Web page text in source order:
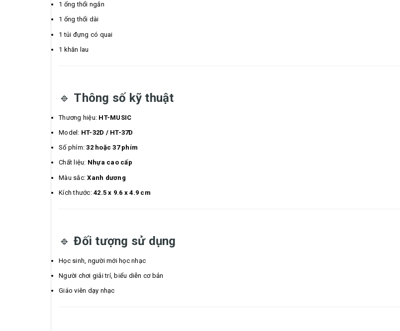
1 ống thổi ngắn
1 ống thổi dài
1 túi đựng có quai
1 khăn lau
🔹 Thông số kỹ thuật
Thương hiệu: HT-MUSIC
Model: HT-32D / HT-37D
Số phím:32 hoặc 37 phím
Chất liệu: Nhựa cao cấp
Màu sắc:Xanh dương
Kích thước: 42.5 x 9.6 x 4.9 cm
🔹Đối tượng sử dụng
Học sinh, người mới học nhạc
Người chơi giải trí, biểu diễn cơ bản
Giáo viên dạy nhạc